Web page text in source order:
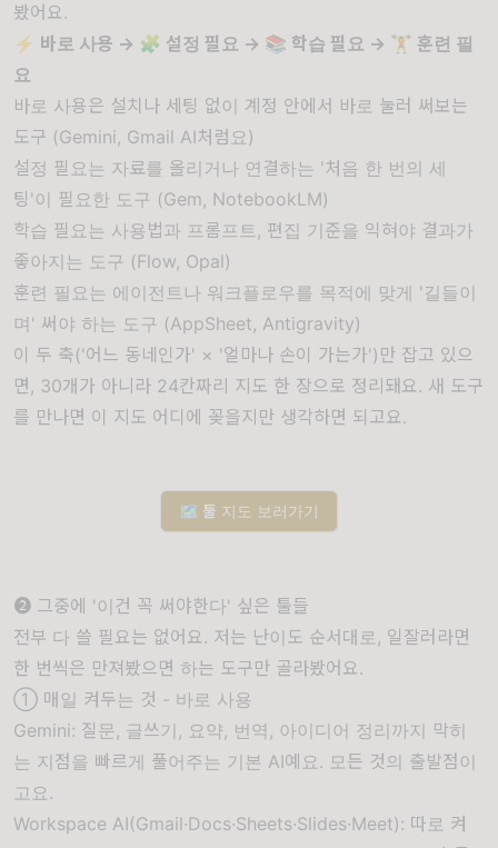
봤어요.
⚡ 바로 사용 → 🧩 설정 필요 → 📚 학습 필요 → 🏋️ 훈련 필
요
바로 사용은 설치나 세팅 없이 계정 안에서 바로 눌러 써보는
도구 (Gemini, Gmail AI처럼요)
설정 필요는 자료를 올리거나 연결하는 '처음 한 번의 세
팅'이 필요한 도구 (Gem, NotebookLM)
학습 필요는 사용법과 프롬프트, 편집 기준을 익혀야 결과가
좋아지는 도구 (Flow, Opal)
훈련 필요는 에이전트나 워크플로우를 목적에 맞게 '길들이
며' 써야 하는 도구 (AppSheet, Antigravity)
이 두 축('어느 동네인가' × '얼마나 손이 가는가')만 잡고 있으
면, 30개가 아니라 24칸짜리 지도 한 장으로 정리돼요. 새 도구
를 만나면 이 지도 어디에 꽂을지만 생각하면 되고요.
🗺️ 툴 지도 보러가기
❷ 그중에 '이건 꼭 써야한다' 싶은 툴들
전부 다 쓸 필요는 없어요. 저는 난이도 순서대로, 일잘러라면
한 번씩은 만져봤으면 하는 도구만 골라봤어요.
① 매일 켜두는 것 - 바로 사용
Gemini: 질문, 글쓰기, 요약, 번역, 아이디어 정리까지 막히
는 지점을 빠르게 풀어주는 기본 AI예요. 모든 것의 출발점이
고요.
Workspace AI(Gmail·Docs·Sheets·Slides·Meet): 따로 켜